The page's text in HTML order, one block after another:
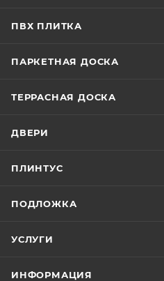
ПВХ ПЛИТКА
ПАРКЕТНАЯ ДОСКА
ТЕРРАСНАЯ ДОСКА
ДВЕРИ
ПЛИНТУС
ПОДЛОЖКА
УСЛУГИ
ИНФОРМАЦИЯ